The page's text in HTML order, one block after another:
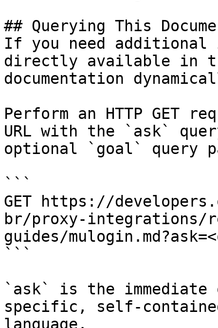
## Querying This
If you need
directly available in
documentation
Perform an HTTP GET
URL with the `ask`
optional `goal` query
```
GET https://
br/proxy-integrations/
guides/
```
`ask` is the
specific, self-
language.